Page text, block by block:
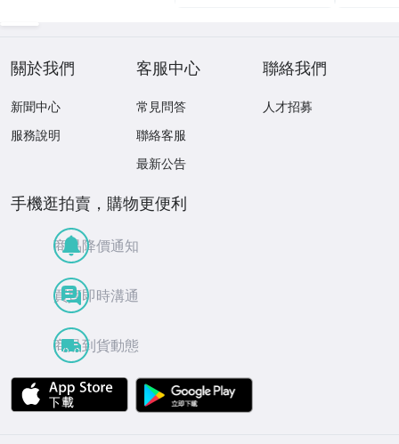
關於我們
新聞中心
服務說明
客服中心
常見問答
聯絡客服
最新公告
聯絡我們
人才招募
手機逛拍賣，購物更便利
商品降價通知
買賣即時溝通
商品到貨動態
APP Store